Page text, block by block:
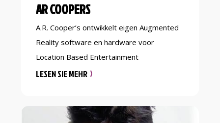
AR COOPERS
A.R. Cooper’s ontwikkelt eigen Augmented
Reality software en hardware voor
Location Based Entertainment
toepassingen.
LESEN SIE MEHR